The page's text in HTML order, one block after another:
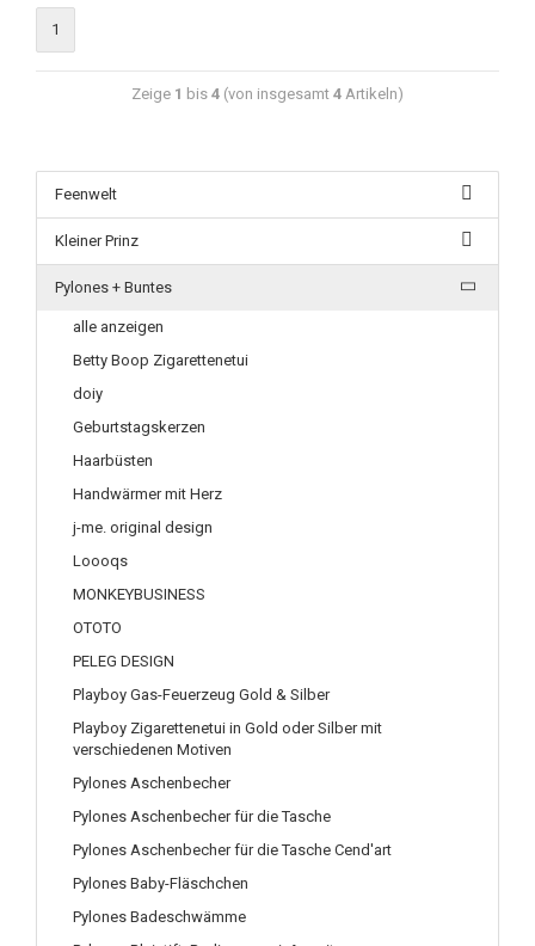
1
Zeige 1 bis 4 (von insgesamt 4 Artikeln)
Feenwelt
Kleiner Prinz
Pylones + Buntes
alle anzeigen
Betty Boop Zigarettenetui
doiy
Geburtstagskerzen
Haarbüsten
Handwärmer mit Herz
j-me. original design
Loooqs
MONKEYBUSINESS
OTOTO
PELEG DESIGN
Playboy Gas-Feuerzeug Gold & Silber
Playboy Zigarettenetui in Gold oder Silber mit
verschiedenen Motiven
Pylones Aschenbecher
Pylones Aschenbecher für die Tasche
Pylones Aschenbecher für die Tasche Cend'art
Pylones Baby-Fläschchen
Pylones Badeschwämme